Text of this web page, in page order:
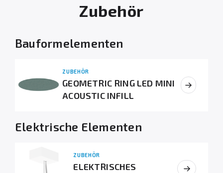
Zubehör
Bauformelementen
ZUBEHÖR
GEOMETRIC RING LED MINI
ACOUSTIC INFILL
Elektrische Elementen
ZUBEHÖR
ELEKTRISCHES